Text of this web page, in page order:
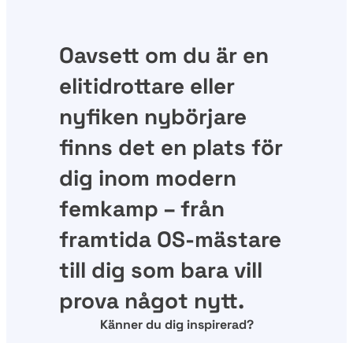
Oavsett om du är en
elitidrottare eller
nyfiken nybörjare
finns det en plats för
dig inom modern
femkamp – från
framtida OS-mästare
till dig som bara vill
prova något nytt.
Känner du dig inspirerad?